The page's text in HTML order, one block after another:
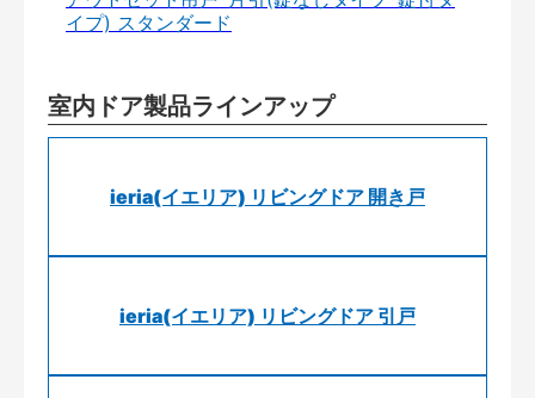
イプ) スタンダード
室内ドア製品ラインアップ
ieria(イエリア) リビングドア 開き戸
ieria(イエリア) リビングドア 引戸